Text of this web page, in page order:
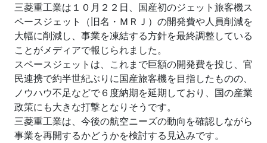
三菱重工業は１０月２２日、国産初のジェット旅客機ス
ペースジェット（旧名・ＭＲＪ）の開発費や人員削減を
大幅に削減し、事業を凍結する方針を最終調整している
ことがメディアで報じられました。
スペースジェットは、これまで巨額の開発費を投じ、官
民連携で約半世紀ぶりに国産旅客機を目指したものの、
ノウハウ不足などで６度納期を延期しており、国の産業
政策にも大きな打撃となりそうです。
三菱重工業は、今後の航空ニーズの動向を確認しながら
事業を再開するかどうかを検討する見込みです。